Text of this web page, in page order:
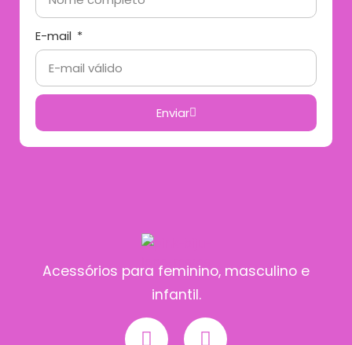
E-mail
Enviar
Acessórios para feminino, masculino e
infantil.